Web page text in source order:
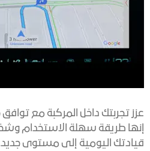
عزز تجربتك داخل المركبة مع
إنها طريقة سهلة الاستخدام
قيادتك اليومية إلى مستوى